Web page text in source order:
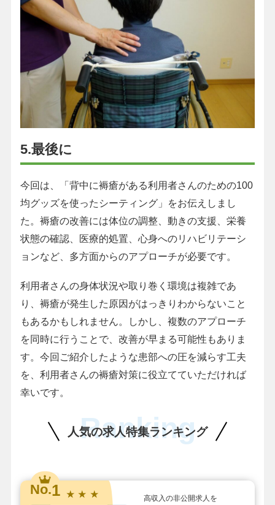
5.最後に
今回は、「背中に褥瘡がある利用者さんのための100
均グッズを使ったシーティング」をお伝えしまし
た。褥瘡の改善には体位の調整、動きの支援、栄養
状態の確認、医療的処置、心身へのリハビリテーシ
ョンなど、多方面からのアプローチが必要です。
利用者さんの身体状況や取り巻く環境は複雑であ
り、褥瘡が発生した原因がはっきりわからないこと
もあるかもしれません。しかし、複数のアプローチ
を同時に行うことで、改善が早まる可能性もありま
す。今回ご紹介したような患部への圧を減らす工夫
を、利用者さんの褥瘡対策に役立てていただければ
幸いです。
人気の求人特集ランキング
Ranking
No.1 ★ ★ ★
高収入の非公開求人を